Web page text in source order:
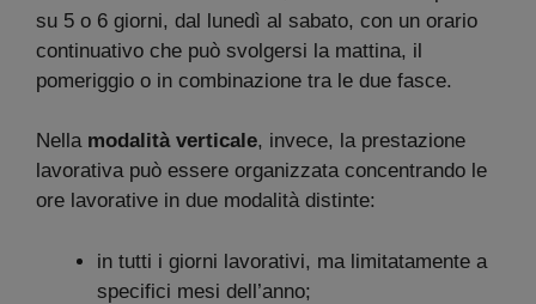
su 5 o 6 giorni, dal lunedì al sabato, con un orario
continuativo che può svolgersi la mattina, il
pomeriggio o in combinazione tra le due fasce.
Nella modalità verticale, invece, la prestazione
lavorativa può essere organizzata concentrando le
ore lavorative in due modalità distinte:
in tutti i giorni lavorativi, ma limitatamente a
specifici mesi dell’anno;